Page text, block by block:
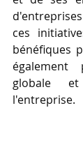
ces
bénéfiques
globale
l'entreprise.